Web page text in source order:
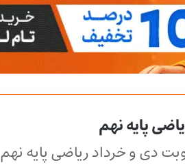
پایه نهم
دی و خرداد ریاضی پایه نهم